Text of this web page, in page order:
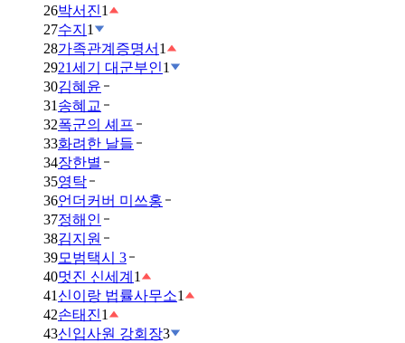
26박서진1
27수지 1
28가족관계증명서 1
2921세기 대군부인1
30김혜윤
31 송혜교
32폭군의 셰프
33화려한 날들
34장한별
35영탁
36언더커버 미쓰홍
37정해인
38김지원
39모범택시 3
40멋진 신세계 1
41 신이랑 법률사무소1
42손태진1
43신입사원 강회장3